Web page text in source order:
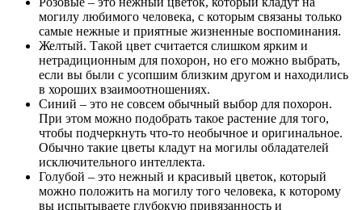
могилу любимого человека, с которым связаны только
самые нежные и приятные жизненные воспоминания.
Желтый. Такой цвет считается слишком ярким и
нетрадиционным для похорон, но его можно выбрать,
если вы были с усопшим близким другом и находились
в хороших взаимоотношениях.
Синий – это не совсем обычный выбор для похорон.
При этом можно подобрать такое растение для того,
чтобы подчеркнуть что-то необычное и оригинальное.
Обычно такие цветы кладут на могилы обладателей
исключительного интеллекта.
Голубой – это нежный и красивый цветок, который
можно положить на могилу того человека, к которому
вы испытываете глубокую привязанность и